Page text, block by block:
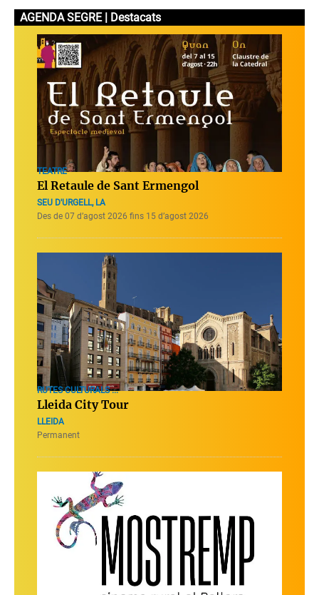
AGENDA SEGRE | Destacats
TEATRE
El Retaule de Sant Ermengol
SEU D'URGELL, LA
Des de 07 d’agost 2026 fins 15 d’agost 2026
RUTES CULTURALS ...
Lleida City Tour
LLEIDA
Permanent